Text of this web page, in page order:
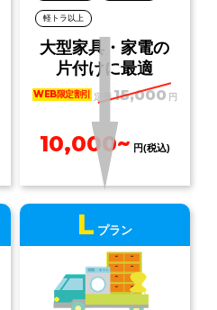
軽トラ以上
大型家具・家電の
片付けに最適
WEB限定割引 定価15,000 円
10,000~ 円(税込)
L プラン